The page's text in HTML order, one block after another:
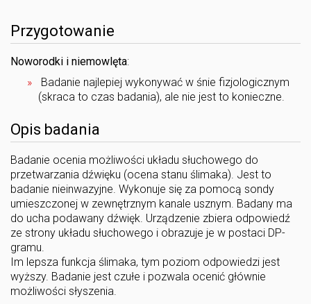
Przygotowanie
Noworodki i niemowlęta:
Badanie najlepiej wykonywać w śnie fizjologicznym
(skraca to czas badania), ale nie jest to konieczne.
Opis badania
Badanie ocenia możliwości układu słuchowego do
przetwarzania dźwięku (ocena stanu ślimaka). Jest to
badanie nieinwazyjne. Wykonuje się za pomocą sondy
umieszczonej w zewnętrznym kanale usznym. Badany ma
do ucha podawany dźwięk. Urządzenie zbiera odpowiedź
ze strony układu słuchowego i obrazuje je w postaci DP-
gramu.
Im lepsza funkcja ślimaka, tym poziom odpowiedzi jest
wyższy. Badanie jest czułe i pozwala ocenić głównie
możliwości słyszenia.